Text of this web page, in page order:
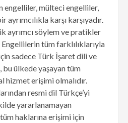
engelliler, mülteci engelliler,
karşı karşıyadır.
ayrımcı söylem ve pratikler
tüm farklılıklarıyla
sadece Türk İşaret dili ve
bu ülkede yaşayan tüm
hizmet erişimi olmalıdır.
resmi dil Türkçe’yi
yararlanamayan
haklarına erişimi için